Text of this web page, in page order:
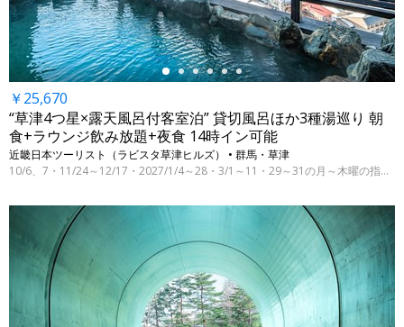
￥25,670
“草津4つ星×露天風呂付客室泊” 貸切風呂ほか3種湯巡り 朝
食+ラウンジ飲み放題+夜食 14時イン可能
近畿日本ツーリスト（ラビスタ草津ヒルズ） • 群馬・草津
10/6、7・11/24～12/17・2027/1/4～28・3/1～11・29～31の月～木曜の指定日